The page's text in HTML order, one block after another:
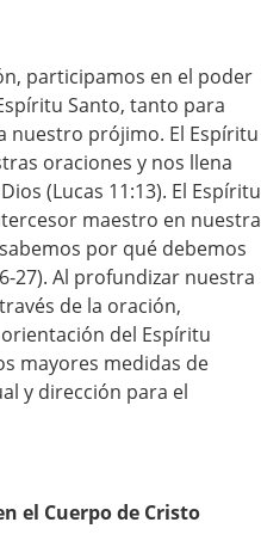
participamos en el poder
Santo, tanto para
nuestro prójimo. El Espíritu
oraciones y nos llena
(Lucas 11:13). El Espíritu
maestro en nuestra
por qué debemos
27). Al profundizar nuestra
de la oración,
del Espíritu
mayores medidas de
y dirección para el
el Cuerpo de Cristo